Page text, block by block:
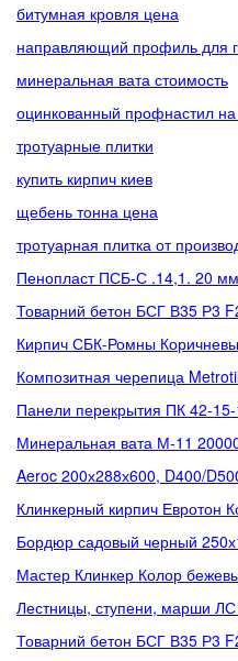
битумная кровля цена
направляющий профиль для
минеральная вата стоимость
оцинкованный профнастил
тротуарные плитки
купить кирпич киев
щебень тонна цена
тротуарная плитка от
Пенопласт ПСБ-С .14,1. 20 мм
Товарний бетон БСГ В35 Р3
Кирпич СБК-Ромны
Композитная черепица
Панели перекрытия ПК 42-
Минеральная вата М-11
Aeroc 200х288х600, D400/
Клинкерный кирпич Евротон
Бордюр садовый черный
Мастер Клинкер Колор
Лестницы, ступени, марши
Товарний бетон БСГ В35 Р3